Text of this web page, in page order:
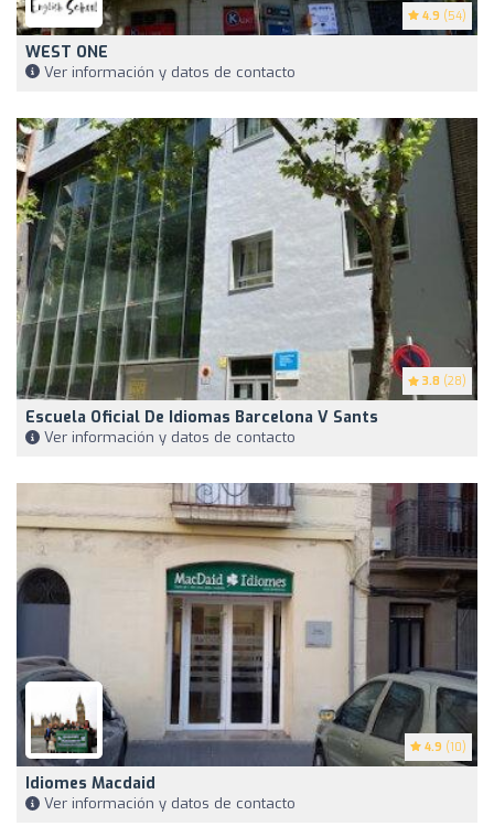
4.9 (54)
WEST ONE
Ver información y datos de contacto
3.8 (28)
Escuela Oficial De Idiomas Barcelona V Sants
Ver información y datos de contacto
4.9 (10)
Idiomes Macdaid
Ver información y datos de contacto